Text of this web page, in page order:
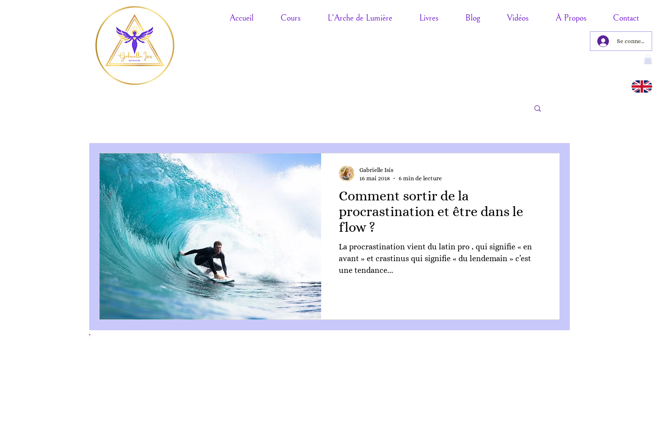
Accueil Cours L'Arche de Lumière Livres Blog Vidéos À Propos Contact
Comment sortir de la
procrastination et être dans le
flow ?
La procrastination vient du latin pro , qui signifie « en
avant » et crastinus qui signifie « du lendemain » c’est
une tendance...
Gabrielle Isis
16 mai 2018
6 min de lecture
Se connecter